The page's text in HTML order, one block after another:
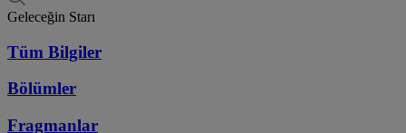
Geleceğin Starı
Tüm Bilgiler
Bölümler
Fragmanlar